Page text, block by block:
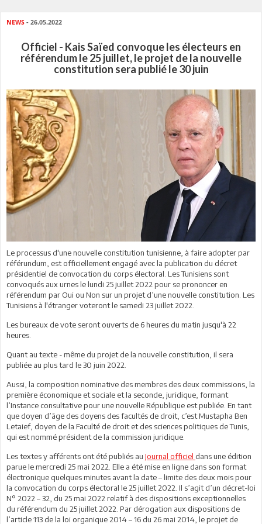
NEWS - 26.05.2022
Officiel - Kais Saïed convoque les électeurs en
référendum le 25 juillet, le projet de la nouvelle
constitution sera publié le 30 juin
Le processus d'une nouvelle constitution tunisienne, à faire adopter par
référundum, est officiellement engagé avec la publication du décret
présidentiel de convocation du corps électoral. Les Tunisiens sont
convoqués aux urnes le lundi 25 juillet 2022 pour se prononcer en
référendum par Oui ou Non sur un projet d’une nouvelle constitution. Les
Tunisiens à l'étranger voteront le samedi 23 juillet 2022.
Les bureaux de vote seront ouverts de 6 heures du matin jusqu'à 22
heures.
Quant au texte - même du projet de la nouvelle constitution, il sera
publiée au plus tard le 30 juin 2022.
Aussi, la composition nominative des membres des deux commissions, la
première économique et sociale et la seconde, juridique, formant
l’Instance consultative pour une nouvelle République est publiée. En tant
que doyen d’âge des doyens des facultés de droit, c’est Mustapha Ben
Letaief, doyen de la Faculté de droit et des sciences politiques de Tunis,
qui est nommé président de la commission juridique.
Les textes y afférents ont été publiés au Journal officiel dans une édition
parue le mercredi 25 mai 2022. Elle a été mise en ligne dans son format
électronique quelques minutes avant la date – limite des deux mois pour
la convocation du corps électoral le 25 juillet 2022. Il s’agit d’un décret-loi
N° 2022 – 32, du 25 mai 2022 relatif à des dispositions exceptionnelles
du référendum du 25 juillet 2022. Par dérogation aux dispositions de
l’article 113 de la loi organique 2014 – 16 du 26 mai 2014, le projet de